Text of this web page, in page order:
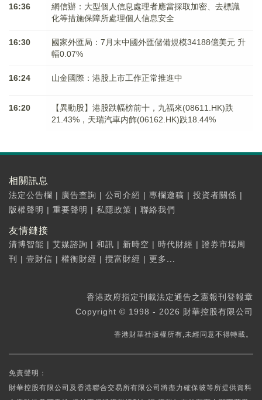
16:36
網信辦：大型個人信息處理者應當採取加密、去標識
化等措施保障所處理個人信息安全
16:30
國家外匯局：7月末中國外匯儲備規模34188億美元 升
幅0.07%
16:24 山金國際：港股上市工作正常推進中
16:20
【異動股】港股跌幅榜前十，九福來(08611.HK)跌
21.43%，天瑞汽車内飾(06162.HK)跌18.44%
相關訊息
法定公告欄 | 廣告查詢 | 公司介紹 | 專欄邀稿 | 投資者關係 |
版權聲明 | 重要聲明 | 私隱政策 | 聯絡我們
友情鏈接
清博智能 | 艾媒諮詢 | 和訊 | 新時空 | 時代財經 | 證券市場周
刊
| 壹財信 | 權衡財經 | 攬富財經 | 更多...
香港政府指定刊載法定通告之憲報刊登報章
Copyright © 1998 - 2026 財華控股有限公司
香港財華社版權所有,未經同意不得轉載。
免責聲明：
財華控股有限公司及香港聯合交易所有限公司將盡力確保彼等所提供資料